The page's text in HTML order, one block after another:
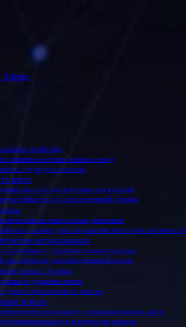
Admin
свойства
влияние на тепло и влагоотвод
и структура полотна
цвета
и их последствия для изделия
до и после первой стирки
вставки и зона движения
размер для сохранения тепла при активности
использовании
сочетание с другими слоями одежды
спорта и для повседневной носки
срока службы
и удаления пятен
делать при переносе краски
износа
реакцию и минимизировать риск
функциональности и критерии замены